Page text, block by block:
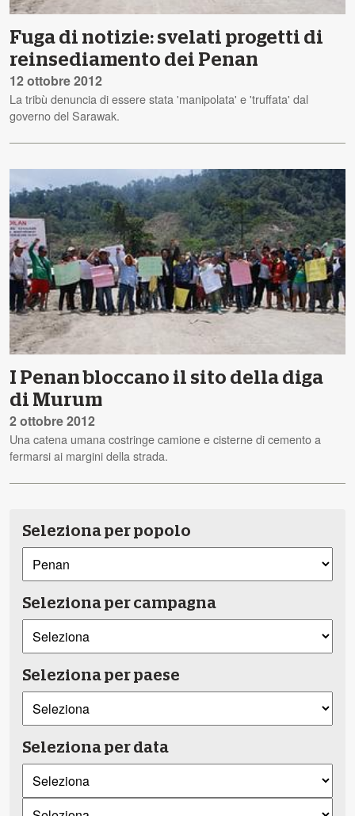
Fuga di notizie: svelati progetti di
reinsediamento dei Penan
12 ottobre 2012
La tribù denuncia di essere stata 'manipolata' e 'truffata' dal
governo del Sarawak.
I Penan bloccano il sito della diga
di Murum
2 ottobre 2012
Una catena umana costringe camione e cisterne di cemento a
fermarsi ai margini della strada.
Seleziona per popolo
Seleziona per campagna
Seleziona per paese
Seleziona per data